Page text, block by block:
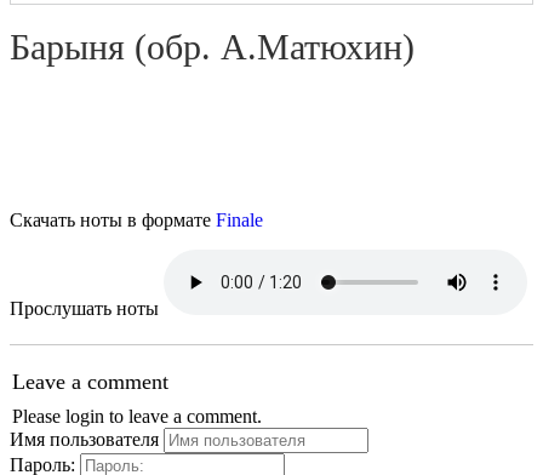
Барыня (обр. А.Матюхин)
Скачать ноты в формате Finale
Прослушать ноты
Leave a comment
Please login to leave a comment.
Имя пользователя
Пароль: